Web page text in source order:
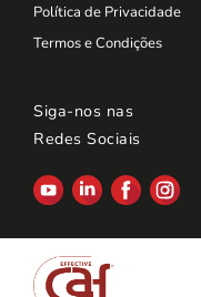
Política de Privacidade
Termos e Condições
Siga-nos nas
Redes Sociais